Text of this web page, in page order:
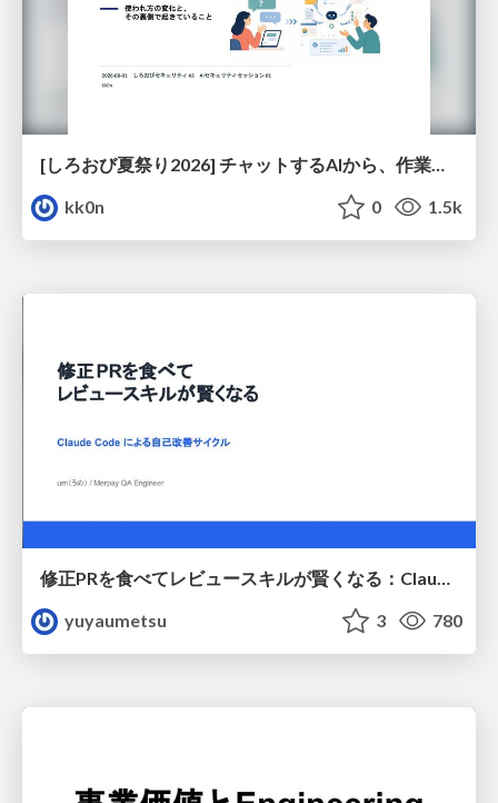
kk0n
0 1.5k
修正PRを食べてレビュースキルが賢くなる：Claude Codeによる自己改善サイクル
yuyaumetsu
3 780